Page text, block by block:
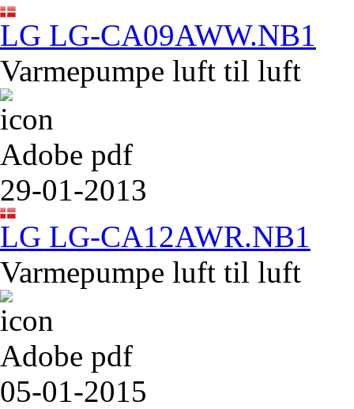
LG LG-CA09AWW.NB1
Varmepumpe luft til luft
Adobe pdf
29-01-2013
LG LG-CA12AWR.NB1
Varmepumpe luft til luft
Adobe pdf
05-01-2015